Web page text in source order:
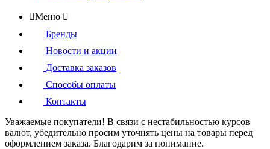
Меню 
Бренды
Новости и акции
Доставка заказов
Способы оплаты
Контакты
Уважаемые покупатели! В связи с нестабильностью курсов
валют, убедительно просим уточнять цены на товары перед
оформлением заказа. Благодарим за понимание.